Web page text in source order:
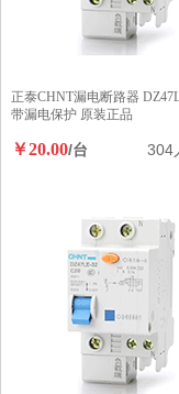
正泰CHNT漏电断路器
带漏电保护 原装正品
￥20.00/台 304